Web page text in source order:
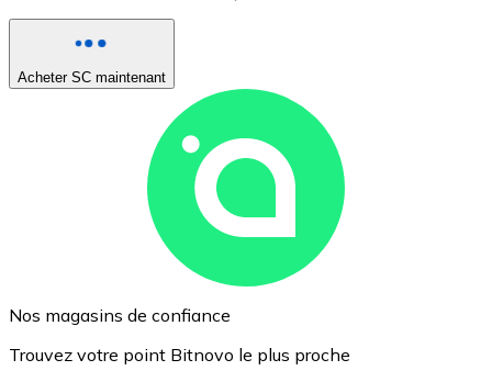
Acheter SC maintenant
Nos magasins de confiance
Trouvez votre point Bitnovo le plus proche